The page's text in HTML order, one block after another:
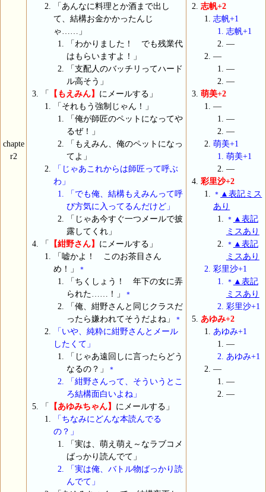
chapte
r2
「あんなに料理とか酒まで出し
て、結構お金かかったんじ
ゃ……」
「わかりました！ でも残業代
はもらいますよ！」
「支配人のバッチリってハード
ル高そう」
「 【もえみん】 にメールする」
「それもう強制じゃん！」
「俺が師匠のペットになってや
るぜ！」
「もえみん、俺のペットになっ
てよ」
「じゃあこれからは師匠って呼ぶ
わ」
「でも俺、結構もえみんって呼
び方気に入ってるんだけど」
「じゃあ今すぐ一つメールで披
露してくれ」
「 【紺野さん】 にメールする」
「嘘かよ！ このお茶目さん
め！」
＊
「ちくしょう！ 年下の女に弄
られた……！」
＊
「俺、紺野さんと同じクラスだ
ったら嫌われてそうだよね」
＊
「いや、純粋に紺野さんとメール
したくて」
「じゃあ遠回しに言ったらどう
なるの？」
＊
「紺野さんって、そういうとこ
ろ結構面白いよね」
「 【あゆみちゃん】 にメールする」
「ちなみにどんな本読んでる
の？」
「実は、萌え萌え～なラブコメ
ばっかり読んでて」
「実は俺、バトル物ばっかり読
んでて」
志帆+2
志帆+1
志帆+1
―
―
―
―
萌美+2
―
―
―
萌美+1
萌美+1
―
彩里沙+2
＊ ▲表記ミス
あり
＊ ▲表記
ミスあり
＊ ▲表記
ミスあり
彩里沙+1
＊ ▲表記
ミスあり
彩里沙+1
あゆみ+2
あゆみ+1
―
あゆみ+1
―
―
―